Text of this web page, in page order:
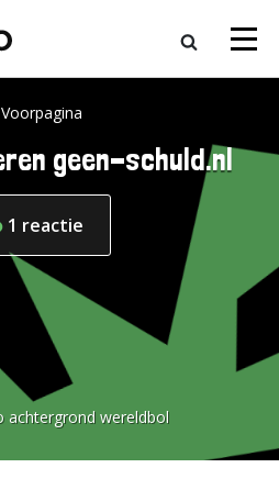
Voorpagina
geen-schuld.nl
1 reactie
achtergrond wereldbol